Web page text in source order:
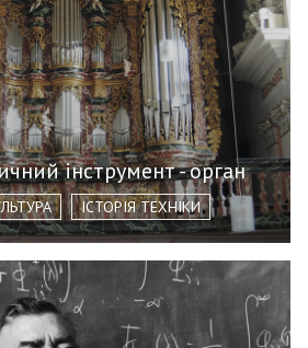
інструмент - орган
ІСТОРІЯ ТЕХНІКИ